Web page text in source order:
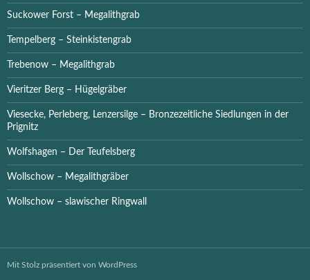
Suckower Forst – Megalithgrab
Tempelberg – Steinkistengrab
Trebenow – Megalithgrab
Vieritzer Berg – Hügelgräber
Viesecke, Perleberg, Lenzersilge – Bronzezeitliche Siedlungen in der
Prignitz
Wolfshagen – Der Teufelsberg
Wollschow – Megalithgräber
Wollschow – slawischer Ringwall
Mit Stolz präsentiert von WordPress